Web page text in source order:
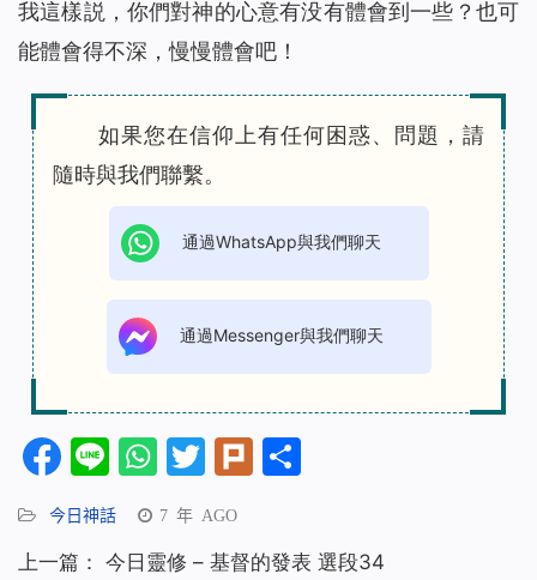
我這樣説，你們對神的心意有没有體會到一些？也可
能體會得不深，慢慢體會吧！
如果您在信仰上有任何困惑、問題，請
隨時與我們聯繫。
通過WhatsApp與我們聊天
通過Messenger與我們聊天
Facebook
LineWhatsApp
Twitter
Plurk
今日神話 7 年 AGO
上一篇： 今日靈修 – 基督的發表 選段34